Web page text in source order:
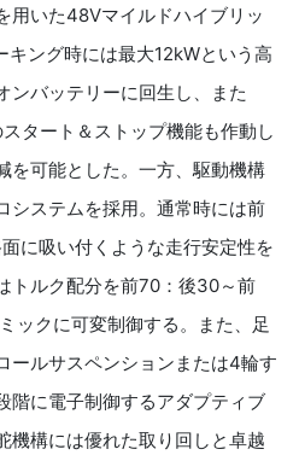
用いた48Vマイルドハイブリッ
キング時には最大12kWという高
ンバッテリーに回生し、また
タート＆ストップ機能も作動し
を可能とした。一方、駆動機構
システムを採用。通常時には前
に吸い付くような走行安定性を
トルク配分を前70 ：後30～前
ックに可変制御する。また、足
ールサスペンションまたは4輪す
階に電子制御するアダプティブ
機構には優れた取り回しと卓越